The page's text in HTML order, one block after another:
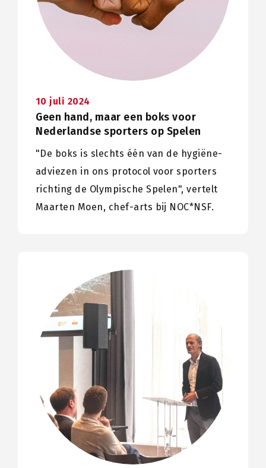
10 juli 2024
Geen hand, maar een boks voor
Nederlandse sporters op Spelen
"De boks is slechts één van de hygiëne-
adviezen in ons protocol voor sporters
richting de Olympische Spelen", vertelt
Maarten Moen, chef-arts bij NOC*NSF.